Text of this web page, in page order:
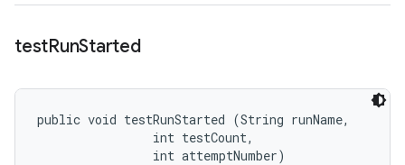
testRunStarted
public void testRunStarted (String runName,
                int testCount,
                int attemptNumber)